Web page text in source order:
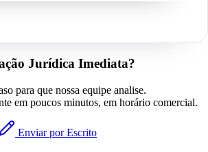
Jurídica Imediata?
para que nossa equipe analise.
em poucos minutos, em horário comercial.
Enviar por Escrito